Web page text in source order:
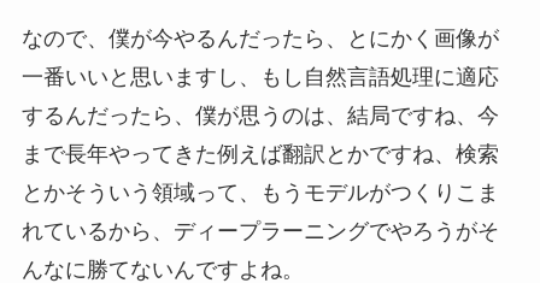
なので、僕が今やるんだったら、とにかく画像が
一番いいと思いますし、もし自然言語処理に適応
するんだったら、僕が思うのは、結局ですね、今
まで長年やってきた例えば翻訳とかですね、検索
とかそういう領域って、もうモデルがつくりこま
れているから、ディープラーニングでやろうがそ
んなに勝てないんですよね。